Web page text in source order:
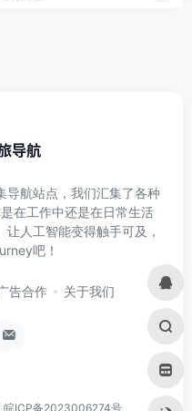
导航站点，我们汇集了各种
在工作中还是在日常生活
人工智能变得触手可及，
吧！
告合作 关于我们
皖ICP备2023006274号